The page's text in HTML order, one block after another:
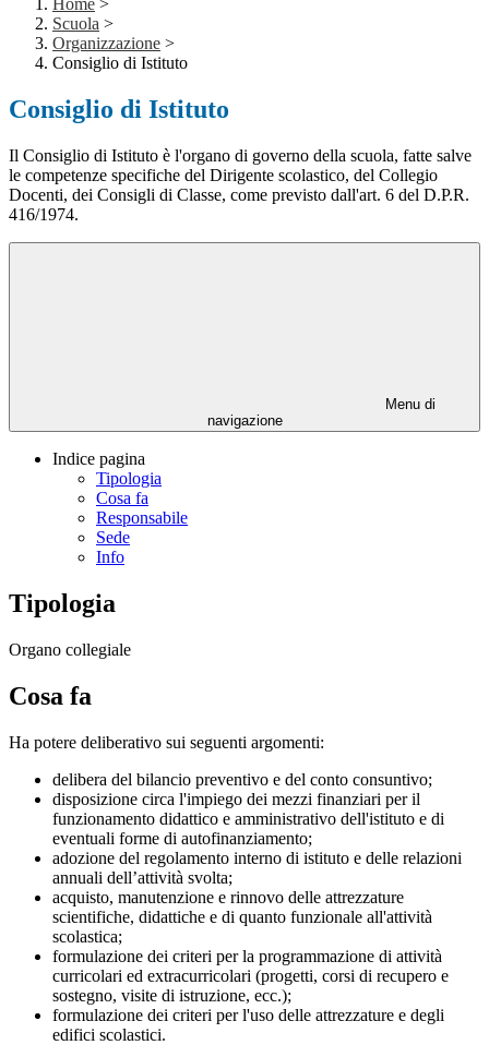
Home >
Scuola >
Organizzazione >
Consiglio di Istituto
Consiglio di Istituto
Il Consiglio di Istituto è l'organo di governo della scuola, fatte salve
le competenze specifiche del Dirigente scolastico, del Collegio
Docenti, dei Consigli di Classe, come previsto dall'art. 6 del D.P.R.
416/1974.
Menu di
navigazione
Indice pagina
Tipologia
Cosa fa
Responsabile
Sede
Info
Tipologia
Organo collegiale
Cosa fa
Ha potere deliberativo sui seguenti argomenti:
delibera del bilancio preventivo e del conto consuntivo;
disposizione circa l'impiego dei mezzi finanziari per il
funzionamento didattico e amministrativo dell'istituto e di
eventuali forme di autofinanziamento;
adozione del regolamento interno di istituto e delle relazioni
annuali dell’attività svolta;
acquisto, manutenzione e rinnovo delle attrezzature
scientifiche, didattiche e di quanto funzionale all'attività
scolastica;
formulazione dei criteri per la programmazione di attività
curricolari ed extracurricolari (progetti, corsi di recupero e
sostegno, visite di istruzione, ecc.);
formulazione dei criteri per l'uso delle attrezzature e degli
edifici scolastici.